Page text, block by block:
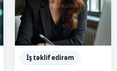
İş təklif edirəm